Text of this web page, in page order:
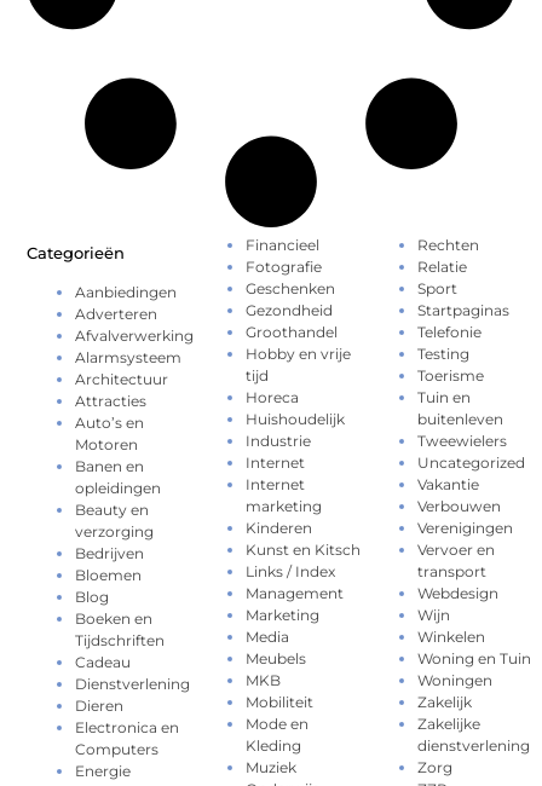
Categorieën
Aanbiedingen
Adverteren
Afvalverwerking
Alarmsysteem
Architectuur
Attracties
Auto’s en
Motoren
Banen en
opleidingen
Beauty en
verzorging
Bedrijven
Bloemen
Blog
Boeken en
Tijdschriften
Cadeau
Dienstverlening
Dieren
Electronica en
Computers
Energie
Financieel
Fotografie
Geschenken
Gezondheid
Groothandel
Hobby en vrije
tijd
Horeca
Huishoudelijk
Industrie
Internet
Internet
marketing
Kinderen
Kunst en Kitsch
Links / Index
Management
Marketing
Media
Meubels
MKB
Mobiliteit
Mode en
Kleding
Muziek
Rechten
Relatie
Sport
Startpaginas
Telefonie
Testing
Toerisme
Tuin en
buitenleven
Tweewielers
Uncategorized
Vakantie
Verbouwen
Verenigingen
Vervoer en
transport
Webdesign
Wijn
Winkelen
Woning en Tuin
Woningen
Zakelijk
Zakelijke
dienstverlening
Zorg